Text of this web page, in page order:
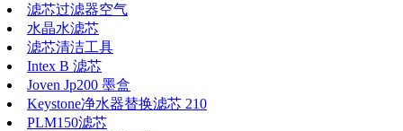
滤芯过滤器空气
水晶水滤芯
滤芯清洁工具
Intex B 滤芯
Joven Jp200 墨盒
Keystone净水器替换滤芯 210
PLM150滤芯